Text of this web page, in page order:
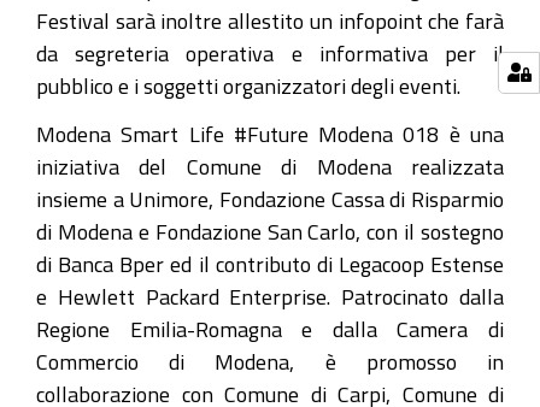
economico
del
dato
digitale
Festival sarà inoltre allestito un infopoint che farà
da segreteria operativa e informativa per il
pubblico e i soggetti organizzatori degli eventi.
Modena Smart Life #Future Modena 018 è una
iniziativa del Comune di Modena realizzata
insieme a Unimore, Fondazione Cassa di Risparmio
di Modena e Fondazione San Carlo, con il sostegno
di Banca Bper ed il contributo di Legacoop Estense
e Hewlett Packard Enterprise. Patrocinato dalla
Regione Emilia-Romagna e dalla Camera di
Commercio di Modena, è promosso in
collaborazione con Comune di Carpi, Comune di